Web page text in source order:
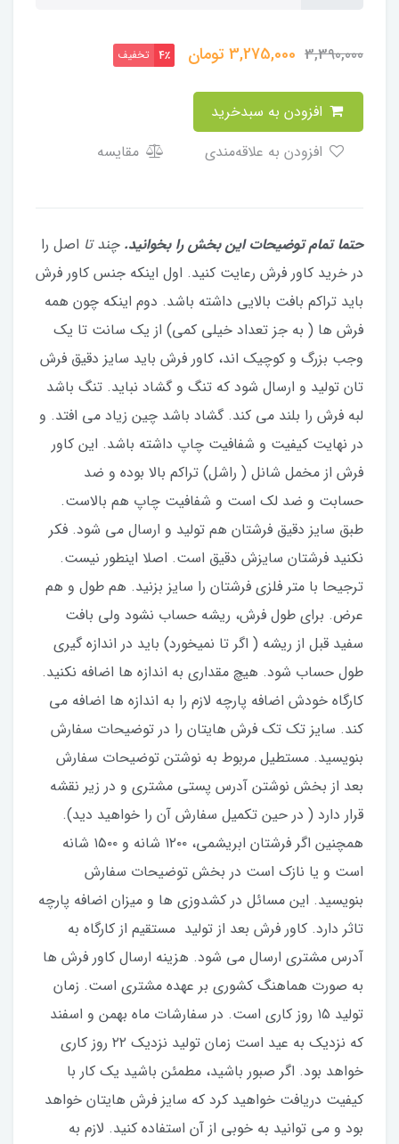
3,390,000
3,275,000تومان 4٪ تخفیف
مقایسه
حتما تمام توضیحات این بخش را بخوانید.چند تا ​اصل را
در خرید کاور فرش رعایت کنید. اول اینکه جنس کاور فرش
باید تراکم بافت بالایی داشته باشد. دوم اینکه چون همه
فرش ها ( به جز تعداد خیلی کمی) از یک سانت تا یک
وجب بزرگ و کوچیک اند، کاور فرش باید سایز دقیق فرش
تان تولید و ارسال شود که تنگ و گشاد نباید. تنگ باشد
لبه فرش را بلند می کند. گشاد باشد چین زیاد می افتد. و
در نهایت کیفیت و شفافیت چاپ داشته باشد. این کاور
فرش از مخمل شانل ( راشل) تراکم بالا بوده و ضد
حسابت و ضد لک است و شفافیت چاپ هم بالاست.
طبق سایز دقیق فرشتان هم تولید و ارسال می شود. فکر
نکنید فرشتان سایزش دقیق است. اصلا اینطور نیست.
ترجیحا با متر فلزی فرشتان را سایز بزنید. هم طول و هم
عرض. برای طول فرش، ریشه حساب نشود ولی بافت
سفید قبل از ریشه ( اگر تا نمیخورد) باید در اندازه گیری
طول حساب شود. هیچ مقداری به اندازه ها اضافه نکنید.
کارگاه خودش اضافه پارچه لازم را به اندازه ها اضافه می
کند.‌ سایز تک تک فرش هایتان را در توضیحات سفارش
بنویسید. مستطیل مربوط به نوشتن توضیحات سفارش
بعد از بخش نوشتن آدرس پستی مشتری و در زیر نقشه
قرار دارد ( در حین تکمیل سفارش آن را خواهید دید).
همچنین اگر فرشتان ابریشمی، ۱۲۰۰ شانه و ۱۵۰۰ شانه
است و یا نازک است در بخش توضیحات سفارش
بنویسید. این مسائل در کشدوزی ها و میزان اضافه پارچه
تاثر دارد. کاور فرش بعد از تولید مستقیم از کارگاه به
آدرس مشتری ارسال می شود. هزینه ارسال کاور فرش ها
به صورت هماهنگ کشوری بر عهده مشتری است. زمان
تولید ۱۵ روز کاری است. در سفارشات ماه بهمن و اسفند
که نزدیک به عید است زمان تولید نزدیک ۲۲ روز کاری
خواهد بود. اگر صبور باشید، مطمئن باشید یک کار با
کیفیت دریافت خواهید کرد که سایز فرش هایتان خواهد
بود و می توانید به خوبی از آن استفاده کنید. لازم به